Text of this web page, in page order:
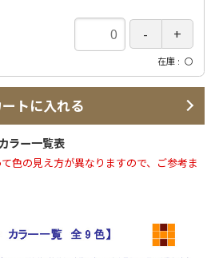
在庫 〇
ートに入れる
ラー一覧表
色の見え方が異なりますので、ご参考ま